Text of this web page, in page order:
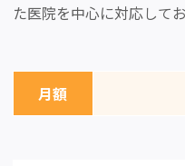
た医院を中心に対応してお
月額